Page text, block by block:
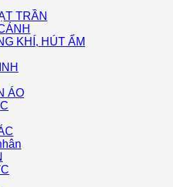
TRẦN
KHÍ, HÚT ẨM
ÁO